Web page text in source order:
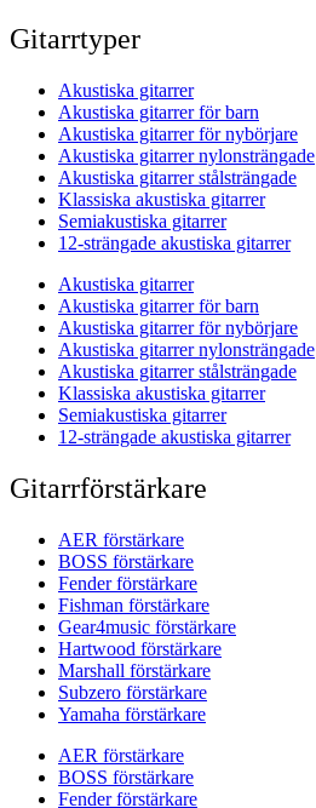
Gitarrtyper
Akustiska gitarrer
Akustiska gitarrer för barn
Akustiska gitarrer för nybörjare
Akustiska gitarrer nylonsträngade
Akustiska gitarrer stålsträngade
Klassiska akustiska gitarrer
Semiakustiska gitarrer
12-strängade akustiska gitarrer
Akustiska gitarrer
Akustiska gitarrer för barn
Akustiska gitarrer för nybörjare
Akustiska gitarrer nylonsträngade
Akustiska gitarrer stålsträngade
Klassiska akustiska gitarrer
Semiakustiska gitarrer
12-strängade akustiska gitarrer
Gitarrförstärkare
AER förstärkare
BOSS förstärkare
Fender förstärkare
Fishman förstärkare
Gear4music förstärkare
Hartwood förstärkare
Marshall förstärkare
Subzero förstärkare
Yamaha förstärkare
AER förstärkare
BOSS förstärkare
Fender förstärkare